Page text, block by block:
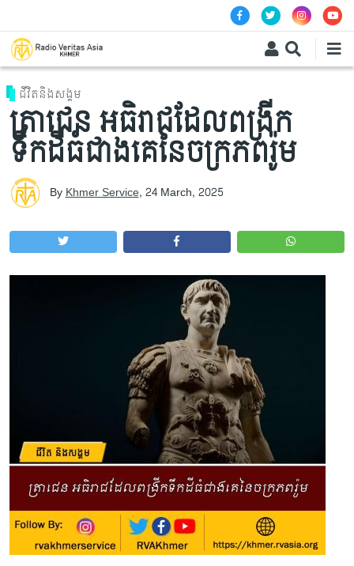
ជីវិតនិងសង្គម
ត្រាជេន អធិរាជដែលពង្រីក
ទឹកដីធំជាងគេនៃចក្រភពរ៉ូម
ByKhmer Service, 24 March, 2025